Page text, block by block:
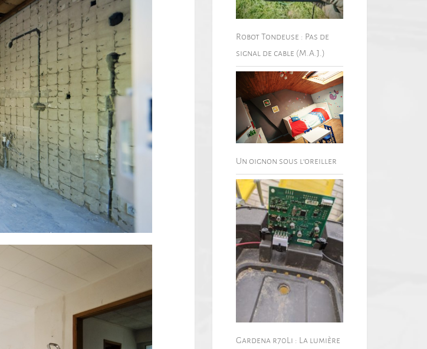
Robot Tondeuse : Pas de
signal de cable (M.A.J.)
Un oignon sous l’oreiller
Gardena r70Li : La lumière